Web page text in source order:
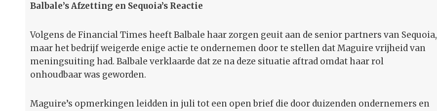
Balbale’s Afzetting en Sequoia’s Reactie
Volgens de Financial Times heeft Balbale haar zorgen geuit aan de senior partners van Sequoia,
maar het bedrijf weigerde enige actie te ondernemen door te stellen dat Maguire vrijheid van
meningsuiting had. Balbale verklaarde dat ze na deze situatie aftrad omdat haar rol
onhoudbaar was geworden.
Maguire’s opmerkingen leidden in juli tot een open brief die door duizenden ondernemers en